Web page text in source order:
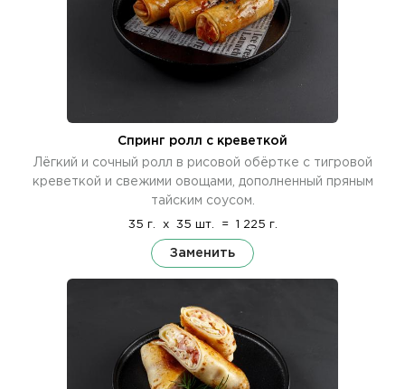
Спринг ролл с креветкой
Лёгкий и сочный ролл в рисовой обёртке с тигровой
креветкой и свежими овощами, дополненный пряным
тайским соусом.
35 г. x 35 шт. = 1 225 г.
Заменить